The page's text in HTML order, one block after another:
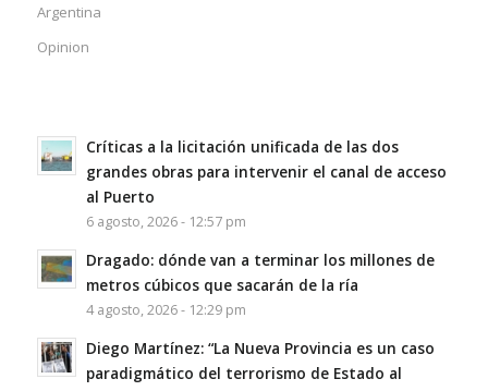
Argentina
Opinion
Críticas a la licitación unificada de las dos
grandes obras para intervenir el canal de acceso
al Puerto
6 agosto, 2026 - 12:57 pm
Dragado: dónde van a terminar los millones de
metros cúbicos que sacarán de la ría
4 agosto, 2026 - 12:29 pm
Diego Martínez: “La Nueva Provincia es un caso
paradigmático del terrorismo de Estado al